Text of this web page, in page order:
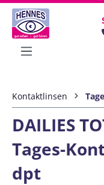
Zum Hauptinhalt springen
Kontaktlinsen
DAILIES
Tages-
dpt